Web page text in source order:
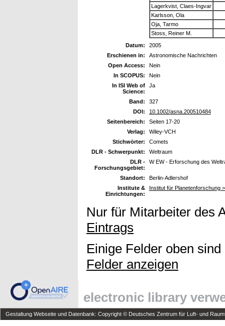
Lagerkvist, Claes-Ingvar
Karlsson, Ola
Oja, Tarmo
Stoss, Reiner M.
Datum:
2005
Erschienen in:
Astronomische Nachrichten
Open Access:
Nein
In SCOPUS:
Nein
In ISI Web of
Science:
Ja
Band:
327
DOI:
10.1002/asna.200510484
Seitenbereich:
Seiten 17-20
Verlag:
Wiley-VCH
Stichwörter:
Comets
DLR - Schwerpunkt:
Weltraum
DLR -
Forschungsgebiet:
W EW - Erforschung des
Standort:
Berlin-Adlershof
Institute &
Einrichtungen:
Institut für Planetenforschung
Nur für Mitarbeiter des
Eintrags
Einige Felder oben
Felder anzeigen
electronic library
Gestaltung Webseite und Datenbank: Copyright © Deutsches Zentrum für Luft- und